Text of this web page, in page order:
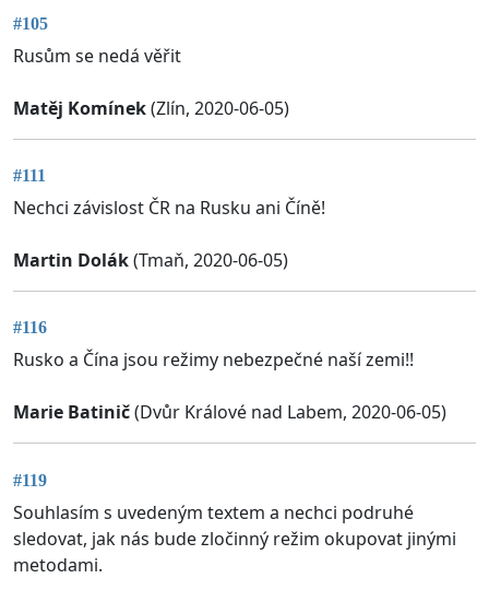
#105
Rusům se nedá věřit
Matěj Komínek(Zlín, 2020-06-05)
#111
Nechci závislost ČR na Rusku ani Číně!
Martin Dolák(Tmaň, 2020-06-05)
#116
Rusko a Čína jsou režimy nebezpečné naší zemi!!
Marie Batinič(Dvůr Králové nad Labem, 2020-06-05)
#119
Souhlasím s uvedeným textem a nechci podruhé
sledovat, jak nás bude zločinný režim okupovat jinými
metodami.